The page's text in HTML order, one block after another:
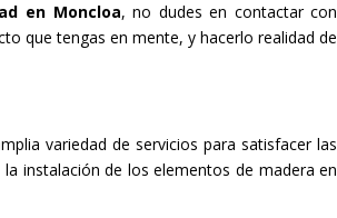
en Moncloa, no dudes en contactar con
que tengas en mente, y hacerlo realidad de
variedad de servicios para satisfacer las
instalación de los elementos de madera en